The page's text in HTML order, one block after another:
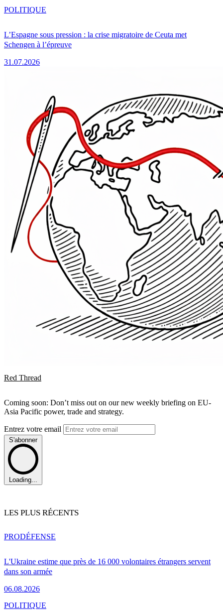
L’Espagne sous pression : la crise migratoire de Ceuta met
Schengen à l’épreuve
31.07.2026
POLITIQUE
Red Thread
Coming soon: Don’t miss out on our new weekly briefing on EU-
Asia Pacific power, trade and strategy.
Entrez votre email
S'abonner
Loading...
LES PLUS RÉCENTS
L'Ukraine estime que près de 16 000 volontaires étrangers servent
dans son armée
06.08.2026
PRODÉFENSE
POLITIQUE